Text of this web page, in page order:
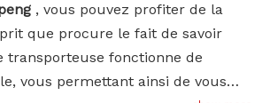
, vous pouvez profiter de la
que procure le fait de savoir
transporteuse fonctionne de
vous permettant ainsi de vous